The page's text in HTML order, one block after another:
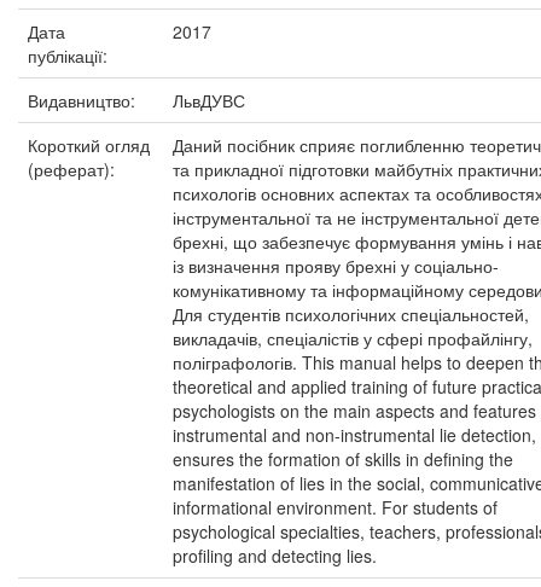
Дата
публікації:
2017
Видавництво:
ЛьвДУВС
Короткий огляд
(реферат):
Даний посібник сприяє поглибленню
та прикладної підготовки майбутніх
психологів основних аспектах та
інструментальної та не інструментальної
брехні, що забезпечує формування умінь і
із визначення прояву брехні у соціально-
комунікативному та інформаційному
Для студентів психологічних спеціальностей,
викладачів, спеціалістів у сфері профайлінгу,
поліграфологів. This manual helps to deepen
theoretical and applied training of future
psychologists on the main aspects and features
instrumental and non-instrumental lie detection,
ensures the formation of skills in defining the
manifestation of lies in the social,
informational environment. For students of
psychological specialties, teachers,
profiling and detecting lies.